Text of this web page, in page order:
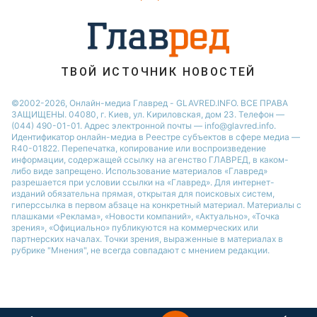
Виталий Козловский
ТВОЙ ИСТОЧНИК НОВОСТЕЙ
©2002-2026, Онлайн-медиа Главред - GLAVRED.INFO. ВСЕ ПРАВА
ЗАЩИЩЕНЫ. 04080, г. Киев, ул. Кириловская, дом 23. Телефон —
(044) 490-01-01. Адрес электронной почты — info@glavred.info.
Идентификатор онлайн-медиа в Реестре cубъектов в сфере медиа —
R40-01822. Перепечатка, копирование или воспроизведение
информации, содержащей ссылку на агенство ГЛАВРЕД, в каком-
либо виде запрещено. Использование материалов «Главред»
разрешается при условии ссылки на «Главред». Для интернет-
изданий обязательна прямая, открытая для поисковых систем,
гиперссылка в первом абзаце на конкретный материал. Материалы с
плашками «Реклама», «Новости компаний», «Актуально», «Точка
зрения», «Официально» публикуются на коммерческих или
партнерских началах. Точки зрения, выраженные в материалах в
рубрике "Мнения", не всегда совпадают с мнением редакции.